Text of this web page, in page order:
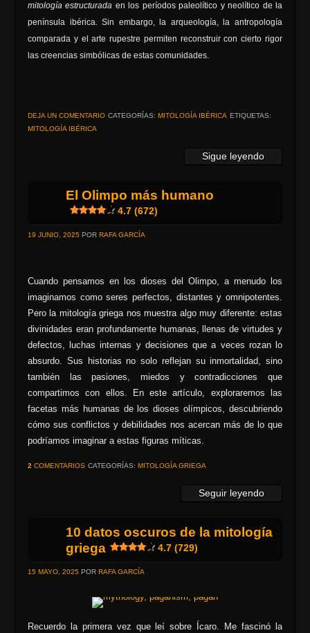
mitología estructurada en los períodos paleolítico y neolítico de la
península ibérica. Sin embargo, la arqueología, la antropología
comparada y el arte rupestre permiten reconstruir con cierto rigor
las creencias simbólicas de estas comunidades.
Sigue leyendo
DEJA UN COMENTARIO CATEGORÍAS: MITOLOGÍA IBÉRICA ETIQUETAS:
MITOLOGÍA IBÉRICA
El Olimpo más humano
4.7 (672)
19 JUNIO, 2025 POR RAFA GARCÍA
Cuando pensamos en los dioses del Olimpo, a menudo los
imaginamos como seres perfectos, distantes y omnipotentes.
Pero la mitología griega nos muestra algo muy diferente: estas
divinidades eran profundamente humanas, llenas de virtudes y
defectos, luchas internas y decisiones que a veces rozan lo
absurdo. Sus historias no solo reflejan su inmortalidad, sino
también las pasiones, miedos y contradicciones que
compartimos con ellos. En este artículo, exploraremos las
facetas más humanas de los dioses olímpicos, descubriendo
cómo sus conflictos y debilidades nos acercan más de lo que
podríamos imaginar a estas figuras míticas.
Seguir leyendo
2 COMENTARIOS CATEGORÍAS: MITOLOGÍA GRIEGA
10 datos oscuros de la mitología
griega
4.7 (729)
15 MAYO, 2025 POR RAFA GARCÍA
Recuerdo la primera vez que leí sobre Ícaro. Me fascinó la